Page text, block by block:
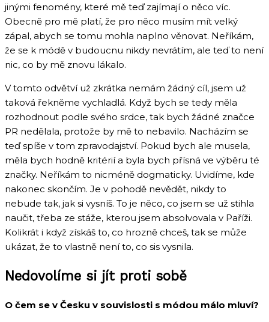
jinými fenomény, které mě teď zajímají o něco víc.
Obecně pro mě platí, že pro něco musím mít velký
zápal, abych se tomu mohla naplno věnovat. Neříkám,
že se k módě v budoucnu nikdy nevrátím, ale teď to není
nic, co by mě znovu lákalo.
V tomto odvětví už zkrátka nemám žádný cíl, jsem už
taková řekněme vychladlá. Když bych se tedy měla
rozhodnout podle svého srdce, tak bych žádné značce
PR nedělala, protože by mě to nebavilo. Nacházím se
teď spíše v tom zpravodajství. Pokud bych ale musela,
měla bych hodně kritérií a byla bych přísná ve výběru té
značky. Neříkám to nicméně dogmaticky. Uvidíme, kde
nakonec skončím. Je v pohodě nevědět, nikdy to
nebude tak, jak si vysníš. To je něco, co jsem se už stihla
naučit, třeba ze stáže, kterou jsem absolvovala v Paříži.
Kolikrát i když získáš to, co hrozně chceš, tak se může
ukázat, že to vlastně není to, co sis vysnila.
Nedovolíme si jít proti sobě
O čem se v Česku v souvislosti s módou málo mluví?